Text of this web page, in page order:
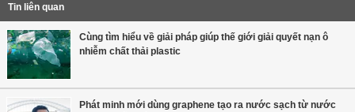
Tin liên quan
Cùng tìm hiểu về giải pháp giúp thế giới giải quyết nạn ô
nhiễm chất thải plastic
Phát minh mới dùng graphene tạo ra nước sạch từ nước